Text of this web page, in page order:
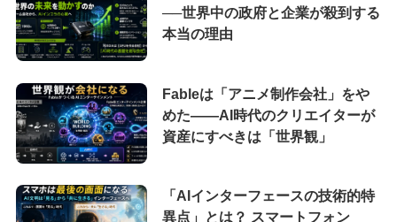
──世界中の政府と企業が殺到する
本当の理由
Fableは「アニメ制作会社」をや
めた――AI時代のクリエイターが
資産にすべきは「世界観」
「AIインターフェースの技術的特
異点」とは？ スマートフォン